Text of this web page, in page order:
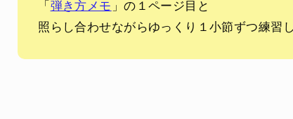
「 弾き方メモ 」の１ページ目と
照らし合わせながらゆっくり１小節ずつ練習